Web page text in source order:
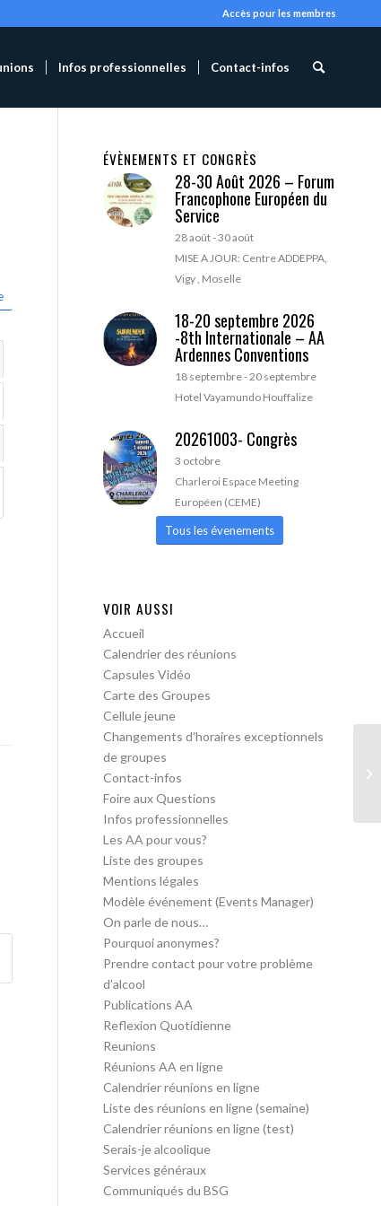
Accès pour les membres
Infos professionnelles Contact-infos
ÉVÈNEMENTS ET CONGRÈS
28-30 Août 2026 – Forum
Francophone Européen du
Service
28 août-30 août
MISE A JOUR: Centre ADDEPPA,
Vigy , Moselle
18-20 septembre 2026
-8th Internationale – AA
Ardennes Conventions
18 septembre-20 septembre
Hotel Vayamundo Houffalize
20261003- Congrès
3 octobre
Charleroi Espace Meeting
Européen (CEME)
Tous les évenements
VOIR AUSSI
Accueil
Calendrier des réunions
Capsules Vidéo
Carte des Groupes
Cellule jeune
Changements d’horaires exceptionnels
de groupes
Contact-infos
Foire aux Questions
Infos professionnelles
Les AA pour vous?
Liste des groupes
Mentions légales
Modèle événement (Events Manager)
On parle de nous…
Pourquoi anonymes?
Prendre contact pour votre problème
d’alcool
Publications AA
Reflexion Quotidienne
Reunions
Réunions AA en ligne
Calendrier réunions en ligne
Liste des réunions en ligne (semaine)
Calendrier réunions en ligne (test)
Serais-je alcoolique
Services généraux
Communiqués du BSG